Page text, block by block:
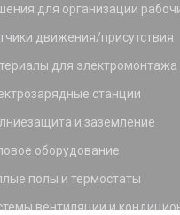
для организации
движения/присутствия
для электромонтажа
станции
и заземление
оборудование
полы и термостаты
вентиляции и